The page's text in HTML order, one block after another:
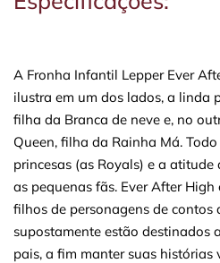
A Fronha Infantil Lepper Ever
ilustra em um dos lados, a linda
filha da Branca de neve e, no
Queen, filha da Rainha Má.
princesas (as Royals) e a atitude
as pequenas fãs. Ever After
filhos de personagens de contos
supostamente estão destinados
pais, a fim manter suas histórias